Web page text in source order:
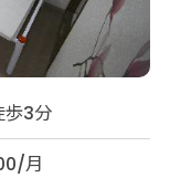
歩3分
月